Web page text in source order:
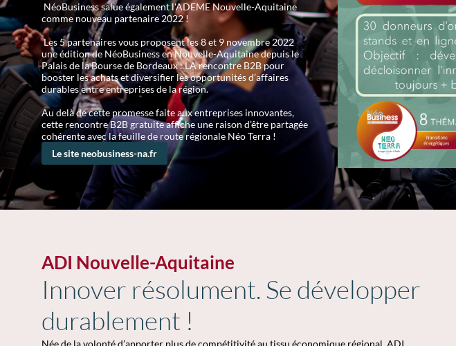
NéoBusiness salue également l'ADEME Nouvelle-Aquitaine
comme nouveau partenaire 2022 !
Les 5 partenaires vous proposent les 8 et 9 novembre 2022
une édition de NéoBusiness en Nouvelle-Aquitaine depuis le
Palais de la Bourse de Bordeaux : LA rencontre B2B pour
booster les achats et diversifier les opportunités d’affaires
durables entre entreprises de la région.
Au delà de cette promesse faite aux entreprises innovantes,
cette rencontre B2B gratuite affiche une raison d’être partagée
cohérente avec la feuille de route régionale Néo Terra !
Le site neobusiness-na.fr
ADI Nouvelle-Aquitaine
Innover résolument. Se développer
durablement !
Née de la volonté d’apporter plus de compétitivité au tissu économique régional, ADI